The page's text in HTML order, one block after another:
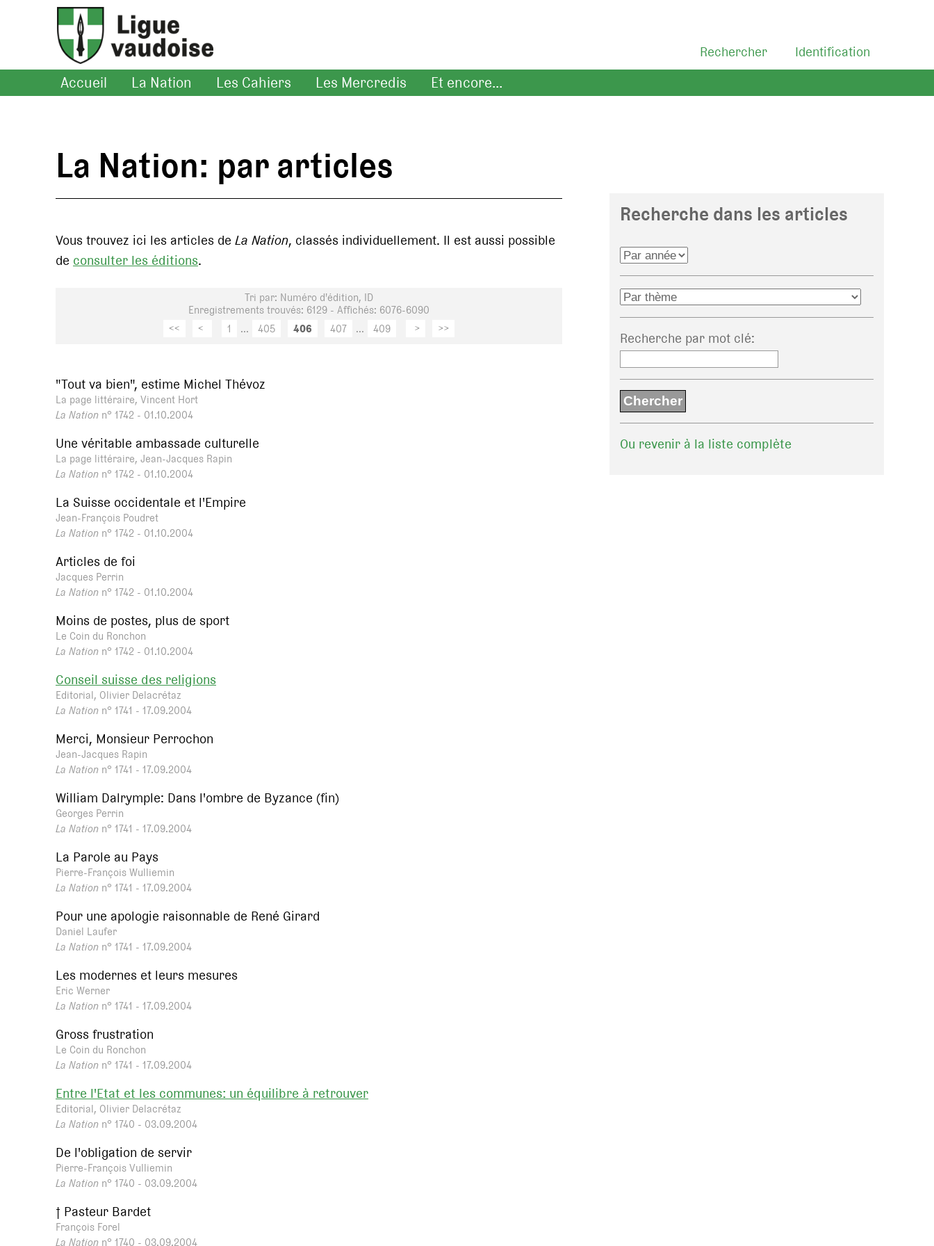
Identification
Rechercher
Accueil La Nation Les Cahiers Les Mercredis Et encore...
La Nation: par articles
Vous trouvez ici les articles de La Nation, classés individuellement. Il est aussi possible
de consulter les éditions.
Tri par: Numéro d'édition, ID
Enregistrements trouvés: 6129 - Affichés: 6076-6090
<<
< 1 ... 405 406 407 ... 409 > >>
"Tout va bien", estime Michel Thévoz
La page littéraire, Vincent Hort
La Nation n° 1742 - 01.10.2004
Une véritable ambassade culturelle
La page littéraire, Jean-Jacques Rapin
La Nation n° 1742 - 01.10.2004
La Suisse occidentale et l'Empire
Jean-François Poudret
La Nation n° 1742 - 01.10.2004
Articles de foi
Jacques Perrin
La Nation n° 1742 - 01.10.2004
Moins de postes, plus de sport
Le Coin du Ronchon
La Nation n° 1742 - 01.10.2004
Conseil suisse des religions
Editorial, Olivier Delacrétaz
La Nation n° 1741 - 17.09.2004
Merci, Monsieur Perrochon
Jean-Jacques Rapin
La Nation n° 1741 - 17.09.2004
William Dalrymple: Dans l'ombre de Byzance (fin)
Georges Perrin
La Nation n° 1741 - 17.09.2004
La Parole au Pays
Pierre-François Wulliemin
La Nation n° 1741 - 17.09.2004
Pour une apologie raisonnable de René Girard
Daniel Laufer
La Nation n° 1741 - 17.09.2004
Les modernes et leurs mesures
Eric Werner
La Nation n° 1741 - 17.09.2004
Gross frustration
Le Coin du Ronchon
La Nation n° 1741 - 17.09.2004
Entre l'Etat et les communes: un équilibre à retrouver
Editorial, Olivier Delacrétaz
La Nation n° 1740 - 03.09.2004
De l'obligation de servir
Pierre-François Vulliemin
La Nation n° 1740 - 03.09.2004
† Pasteur Bardet
François Forel
La Nation n° 1740 - 03.09.2004
Recherche dans les articles
Recherche par mot clé:
Ou revenir à la liste complète